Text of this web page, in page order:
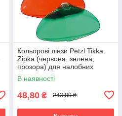
Кольорові лінзи Petzl Tikka
Zipka (червона, зелена,
прозора) для налобних
ліхтарів
В наявності
48,80 ₴ 243,80 ₴